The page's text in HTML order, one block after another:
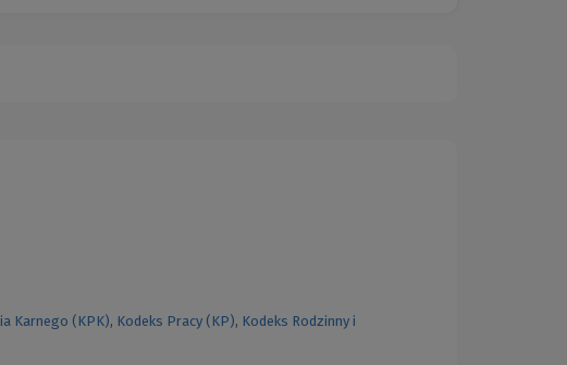
Karnego (KPK), Kodeks Pracy (KP), Kodeks Rodzinny i